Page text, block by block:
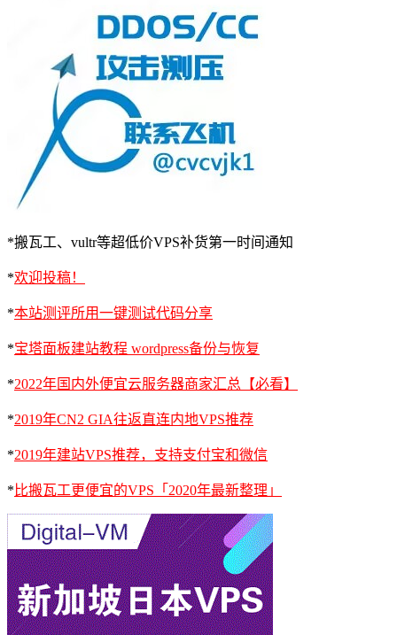
*搬瓦工、vultr等超低价VPS补货第一时间通知
*欢迎投稿！
*本站测评所用一键测试代码分享
*宝塔面板建站教程 wordpress备份与恢复
*2022年国内外便宜云服务器商家汇总【必看】
*2019年CN2 GIA往返直连内地VPS推荐
*2019年建站VPS推荐，支持支付宝和微信
* 比搬瓦工更便宜的VPS「2020年最新整理」